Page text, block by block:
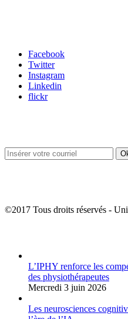
Facebook
Twitter
Instagram
Linkedin
flickr
©2017 Tous droits réservés -
L’IPHY renforce les
des physiothérapeutes
Mercredi 3 juin 2026
Les neurosciences